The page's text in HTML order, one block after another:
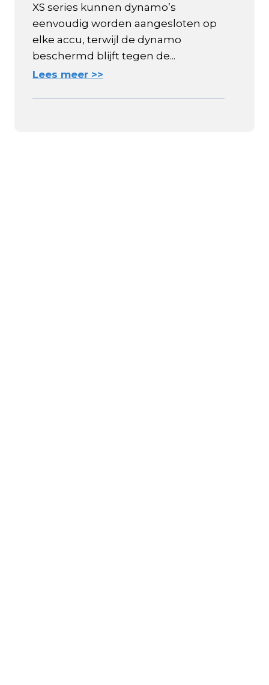
XS series kunnen dynamo’s
eenvoudig worden aangesloten op
elke accu, terwijl de dynamo
beschermd blijft tegen de...
Lees meer >>